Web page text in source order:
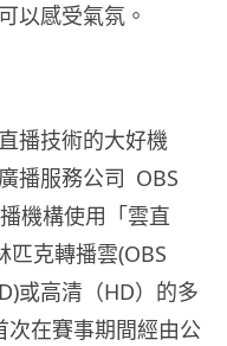
以感受氣氛。
播技術的大好機
播服務公司 OBS
機構使用「雲直
匹克轉播雲(OBS
或高清（HD）的多
次在賽事期間經由公